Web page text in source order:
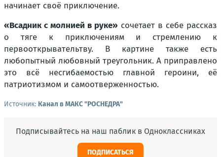
начинает своё приключение.
«Всадник с молнией в руке» сочетает в себе рассказ
о тяге к приключениям и стремлению к
первооткрывательтву. В картине также есть
любопытный любовный треугольник. А приправлено
это всё несгибаемостью главной героини, её
патриотизмом и самоотверженностью.
Источник: Канал в МАКС "РОСНЕДРА"
Подписывайтесь на наш паблик в Одноклассниках
ПОДПИСАТЬСЯ